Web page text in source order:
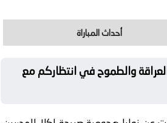
أحداث المباراة
والطموح في انتظاركم مع